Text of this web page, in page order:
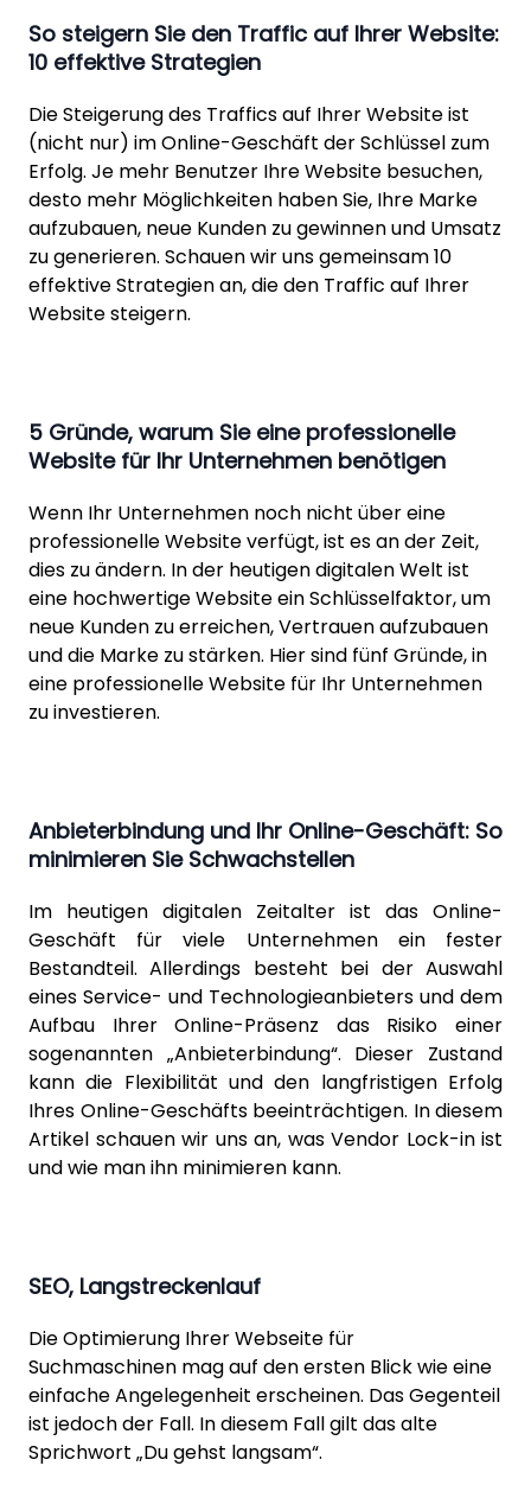
So steigern Sie den Traffic auf Ihrer Website:
10 effektive Strategien
Die Steigerung des Traffics auf Ihrer Website ist
(nicht nur) im Online-Geschäft der Schlüssel zum
Erfolg. Je mehr Benutzer Ihre Website besuchen,
desto mehr Möglichkeiten haben Sie, Ihre Marke
aufzubauen, neue Kunden zu gewinnen und Umsatz
zu generieren. Schauen wir uns gemeinsam 10
effektive Strategien an, die den Traffic auf Ihrer
Website steigern.
5 Gründe, warum Sie eine professionelle
Website für Ihr Unternehmen benötigen
Wenn Ihr Unternehmen noch nicht über eine
professionelle Website verfügt, ist es an der Zeit,
dies zu ändern. In der heutigen digitalen Welt ist
eine hochwertige Website ein Schlüsselfaktor, um
neue Kunden zu erreichen, Vertrauen aufzubauen
und die Marke zu stärken. Hier sind fünf Gründe, in
eine professionelle Website für Ihr Unternehmen
zu investieren.
Anbieterbindung und Ihr Online-Geschäft: So
minimieren Sie Schwachstellen
Im heutigen digitalen Zeitalter ist das Online-
Geschäft für viele Unternehmen ein fester
Bestandteil. Allerdings besteht bei der Auswahl
eines Service- und Technologieanbieters und dem
Aufbau Ihrer Online-Präsenz das Risiko einer
sogenannten „Anbieterbindung“. Dieser Zustand
kann die Flexibilität und den langfristigen Erfolg
Ihres Online-Geschäfts beeinträchtigen. In diesem
Artikel schauen wir uns an, was Vendor Lock-in ist
und wie man ihn minimieren kann.
SEO, Langstreckenlauf
Die Optimierung Ihrer Webseite für
Suchmaschinen mag auf den ersten Blick wie eine
einfache Angelegenheit erscheinen. Das Gegenteil
ist jedoch der Fall. In diesem Fall gilt das alte
Sprichwort „Du gehst langsam“.